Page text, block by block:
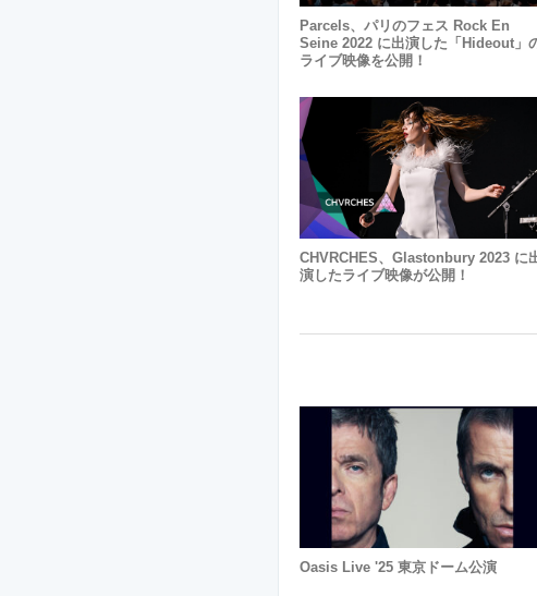
Parcels、パリのフェス Rock En
Seine 2022 に出演した「Hideout」
ライブ映像を公開！
CHVRCHES、Glastonbury 2023 に
演したライブ映像が公開！
Oasis Live '25 東京ドーム公演